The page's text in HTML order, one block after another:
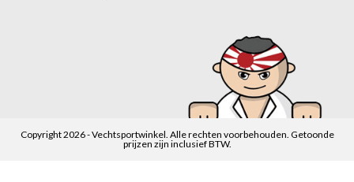
Copyright 2026 - Vechtsportwinkel. Alle rechten voorbehouden. Getoonde
prijzen zijn inclusief BTW.